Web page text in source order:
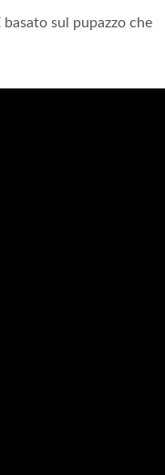
sul pupazzo che